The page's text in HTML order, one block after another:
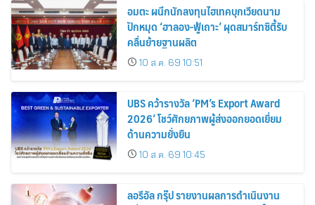
อมตะ ผนึกนักลงทุนไฮเทคบุกเวียดนาม
ปักหมุด ‘ฮาลอง-ฟู้เถาะ’ ผุดสมาร์ทซิตี้รับ
คลื่นย้ายฐานผลิต
10 ส.ค. 69 10:51
UBS คว้ารางวัล ‘PM’s Export Award
2026’ โชว์ศักยภาพผู้ส่งออกยอดเยี่ยม
ด้านความยั่งยืน
10 ส.ค. 69 10:45
ลอรีอัล กรุ๊ป รายงานผลการดำเนินงาน